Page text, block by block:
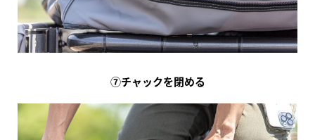
⑦チャックを閉める